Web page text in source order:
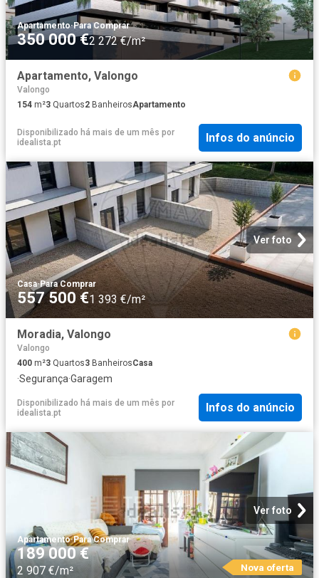
Apartamento·Para Comprar
350 000 €2 272 €/m²
Apartamento, Valongo
Valongo
154 m²3 Quartos2 BanheirosApartamento
Disponibilizado há mais de um mês por
idealista.pt
Infos do anúncio
Ver foto
Casa·Para Comprar
557 500 €1 393 €/m²
Moradia, Valongo
Valongo
400 m²3 Quartos3 BanheirosCasa
·Segurança·Garagem
Disponibilizado há mais de um mês por
idealista.pt
Infos do anúncio
Ver foto
Apartamento·Para Comprar
189 000 €
2 907 €/m² Nova oferta